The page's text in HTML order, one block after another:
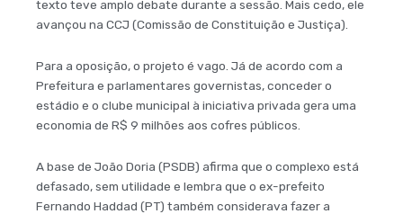
texto teve amplo debate durante a sessão. Mais cedo, ele
avançou na CCJ (Comissão de Constituição e Justiça).
Para a oposição, o projeto é vago. Já de acordo com a
Prefeitura e parlamentares governistas, conceder o
estádio e o clube municipal à iniciativa privada gera uma
economia de R$ 9 milhões aos cofres públicos.
A base de João Doria (PSDB) afirma que o complexo está
defasado, sem utilidade e lembra que o ex-prefeito
Fernando Haddad (PT) também considerava fazer a